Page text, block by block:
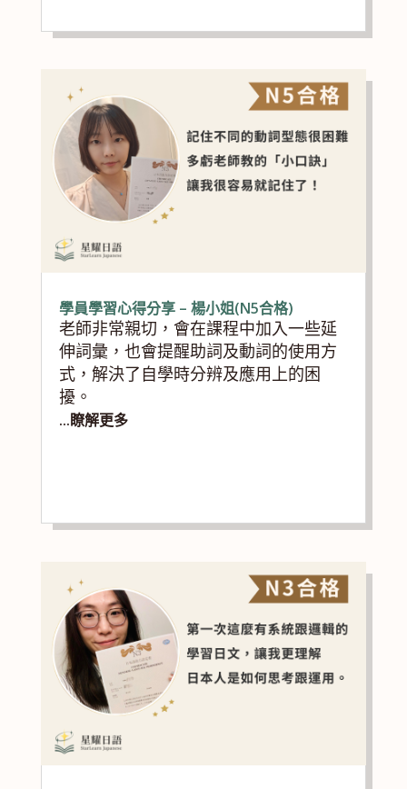
學員學習心得分享 – 楊小姐(N5合格)
老師非常親切，會在課程中加入一些延
伸詞彙，也會提醒助詞及動詞的使用方
式，解決了自學時分辨及應用上的困
擾。
...瞭解更多